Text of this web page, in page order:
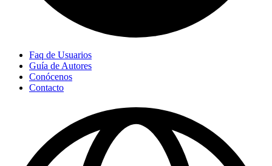
Faq de Usuarios
Guía de Autores
Conócenos
Contacto